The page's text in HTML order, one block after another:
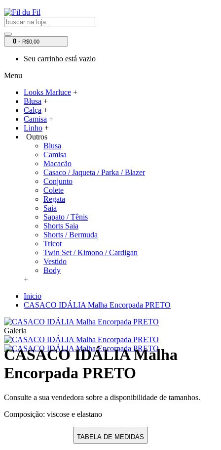
0 - R$0,00
Seu carrinho está vazio
Menu
Looks Marluce +
Blusa +
Calça +
Camisa +
Linho +
Outros
Blusa
Camisa
Macacão
Casaco / Jaqueta / Parka / Blazer
Conjunto
Colete
Regata
Saia
Sapato / Tênis
Shorts Saia
Shorts / Bermuda
Tricot
Twin Set / Kimono / Cardigan
Vestido
Body
+
Inicio
CASACO IDÁLIA Malha Encorpada PRETO
Galeria
CASACO IDÁLIA Malha
Encorpada PRETO
Consulte a sua vendedora sobre a disponibilidade de tamanhos.
Composição: viscose e elastano
TABELA DE MEDIDAS